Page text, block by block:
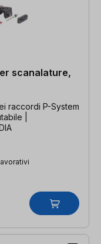
scanalature,
raccordi P-System
|